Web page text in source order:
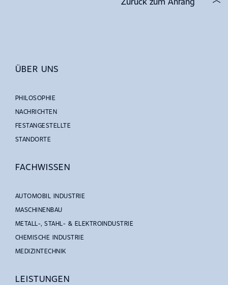
ÜBER UNS
PHILOSOPHIE
NACHRICHTEN
FESTANGESTELLTE
STANDORTE
FACHWISSEN
AUTOMOBIL INDUSTRIE
MASCHINENBAU
METALL-, STAHL- & ELEKTROINDUSTRIE
CHEMISCHE INDUSTRIE
MEDIZINTECHNIK
LEISTUNGEN